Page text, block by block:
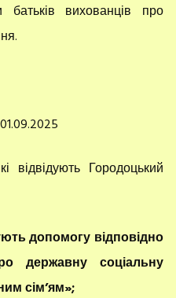
батьків вихованців про
відвідують Городоцький
допомогу відповідно
державну соціальну
сім’ям»;